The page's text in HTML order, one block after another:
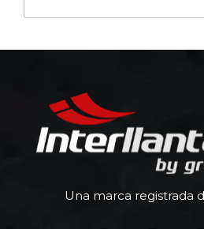
Una marca registrada